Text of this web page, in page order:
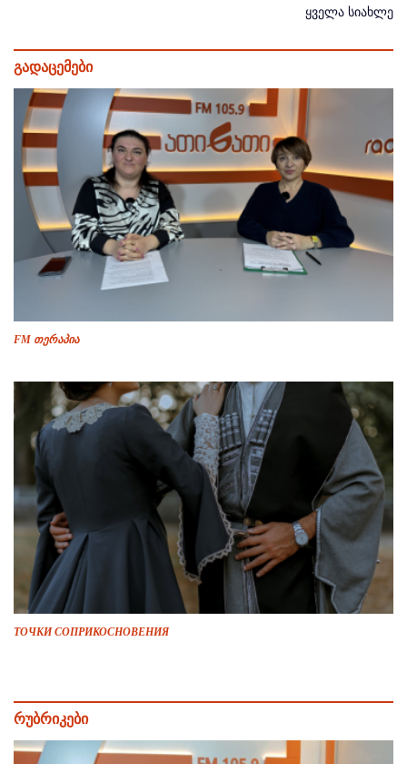
ყველა სიახლე
გადაცემები
FM თერაპია
ТОЧКИ СОПРИКОСНОВЕНИЯ
რუბრიკები